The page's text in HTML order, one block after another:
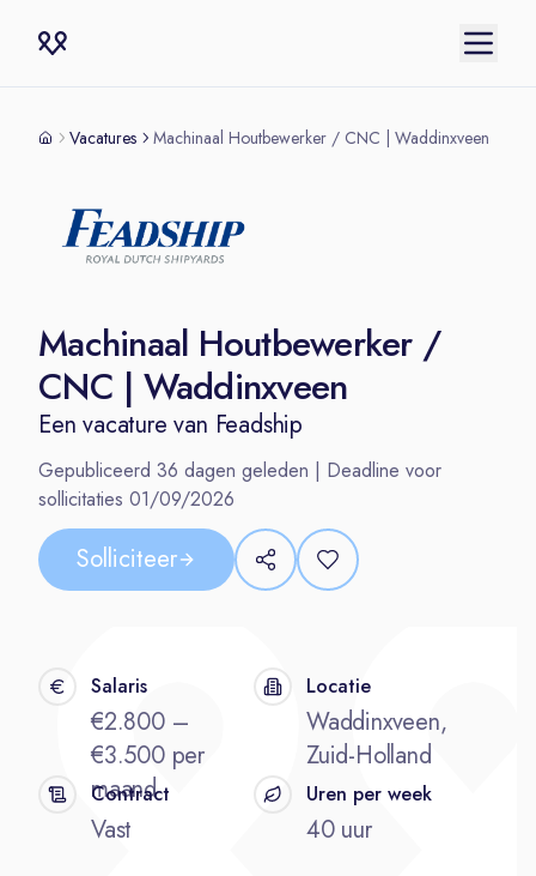
Vacatures Machinaal Houtbewerker / CNC | Waddinxveen
Machinaal Houtbewerker /
CNC | Waddinxveen
Een vacature van Feadship
Gepubliceerd 36 dagen geleden | Deadline voor
sollicitaties 01/09/2026
Solliciteer
Salaris
€2.800 –
€3.500 per
maand
Locatie
Waddinxveen,
Zuid-Holland
Contract
Vast
Uren per week
40 uur